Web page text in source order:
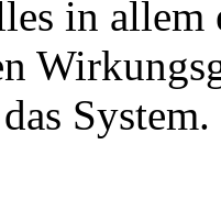
in allem
System.